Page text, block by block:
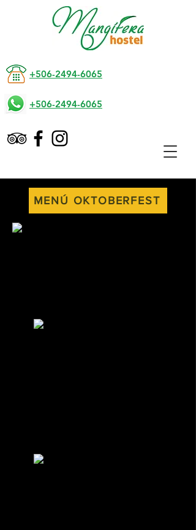
+506-2494-6065
+506-2494-6065
MENÚ OKTOBERFEST